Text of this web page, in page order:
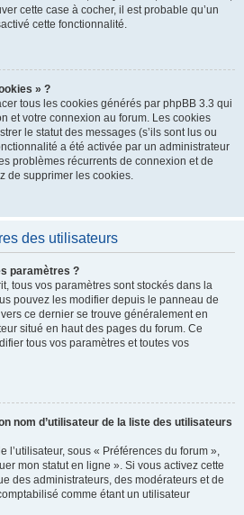
cette case à cocher, il est probable qu’un
cette fonctionnalité.
» ?
tous les cookies générés par phpBB 3.3 qui
et votre connexion au forum. Les cookies
le statut des messages (s’ils sont lus ou
a été activée par un administrateur
problèmes récurrents de connexion et de
de supprimer les cookies.
des utilisateurs
paramètres ?
tous vos paramètres sont stockés dans la
pouvez les modifier depuis le panneau de
ce dernier se trouve généralement en
situé en haut des pages du forum. Ce
tous vos paramètres et toutes vos
nom d’utilisateur de la liste des utilisateurs
l’utilisateur, sous « Préférences du forum »,
mon statut en ligne ». Si vous activez cette
des administrateurs, des modérateurs et de
comme étant un utilisateur